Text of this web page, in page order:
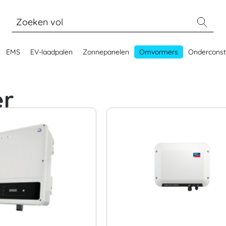
EMS EV-laadpalen Zonnepanelen Omvormers